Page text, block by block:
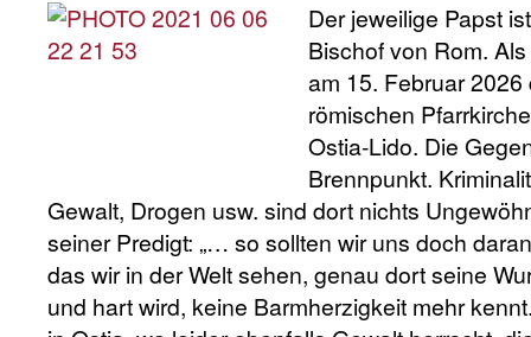
Der jeweilige Papst
Bischof von Rom.
am 15. Februar
römischen
Ostia-Lido. Die
Brennpunkt.
Gewalt, Drogen usw. sind dort nichts
seiner Predigt: „… so sollten wir uns doch
das wir in der Welt sehen, genau dort seine
und hart wird, keine Barmherzigkeit mehr